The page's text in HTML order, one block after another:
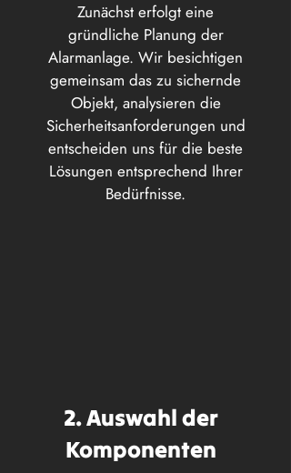
Zunächst erfolgt eine
gründliche Planung der
Alarmanlage. Wir besichtigen
gemeinsam das zu sichernde
Objekt, analysieren die
Sicherheitsanforderungen und
entscheiden uns für die beste
Lösungen entsprechend Ihrer
Bedürfnisse.
2. Auswahl der
Komponenten